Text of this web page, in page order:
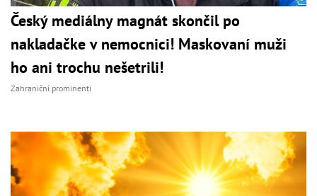
Český mediálny magnát skončil po
nakladačke v nemocnici! Maskovaní muži
ho ani trochu nešetrili!
Zahraniční prominenti